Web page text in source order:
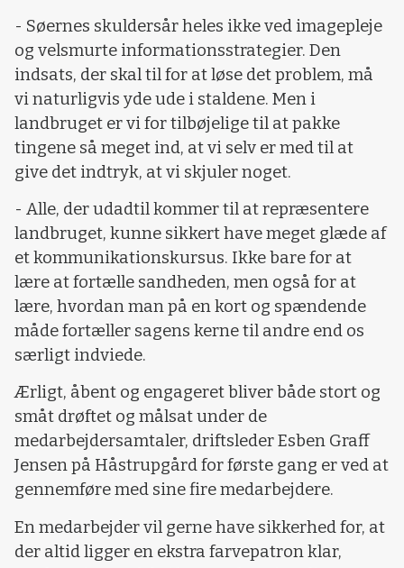
- Søernes skuldersår heles ikke ved imagepleje
og velsmurte informationsstrategier. Den
indsats, der skal til for at løse det problem, må
vi naturligvis yde ude i staldene. Men i
landbruget er vi for tilbøjelige til at pakke
tingene så meget ind, at vi selv er med til at
give det indtryk, at vi skjuler noget.
- Alle, der udadtil kommer til at repræsentere
landbruget, kunne sikkert have meget glæde af
et kommunikationskursus. Ikke bare for at
lære at fortælle sandheden, men også for at
lære, hvordan man på en kort og spændende
måde fortæller sagens kerne til andre end os
særligt indviede.
Ærligt, åbent og engageret bliver både stort og
småt drøftet og målsat under de
medarbejdersamtaler, driftsleder Esben Graff
Jensen på Håstrupgård for første gang er ved at
gennemføre med sine fire medarbejdere.
En medarbejder vil gerne have sikkerhed for, at
der altid ligger en ekstra farvepatron klar,